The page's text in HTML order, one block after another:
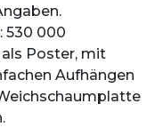
530 000
Poster, mit
Aufhängen